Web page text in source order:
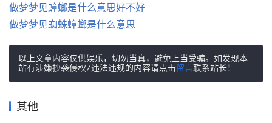
做梦梦见蟑螂是什么意思好不好
做梦梦见蜘蛛蟑螂是什么意思
以上文章内容仅供娱乐，切勿当真，避免上当受骗。如发现本
站有涉嫌抄袭侵权/违法违规的内容请点击留言联系站长！
其他